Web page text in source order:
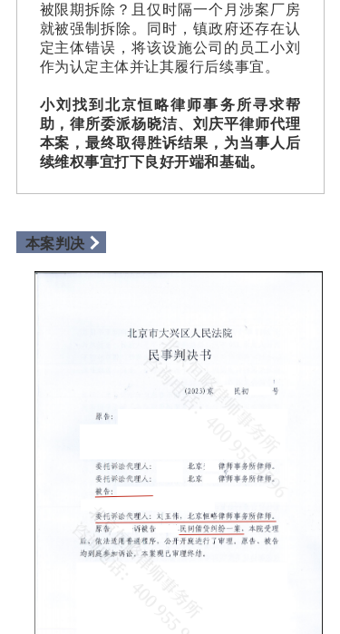
被限期拆除？且仅时隔一个月涉案厂房
就被强制拆除。同时，镇政府还存在认
定主体错误，将该设施公司的员工小刘
作为认定主体并让其履行后续事宜。
小刘找到北京恒略律师事务所寻求帮
助，律所委派杨晓洁、刘庆平律师代理
本案，最终取得胜诉结果，为当事人后
续维权事宜打下良好开端和基础。
本案判决